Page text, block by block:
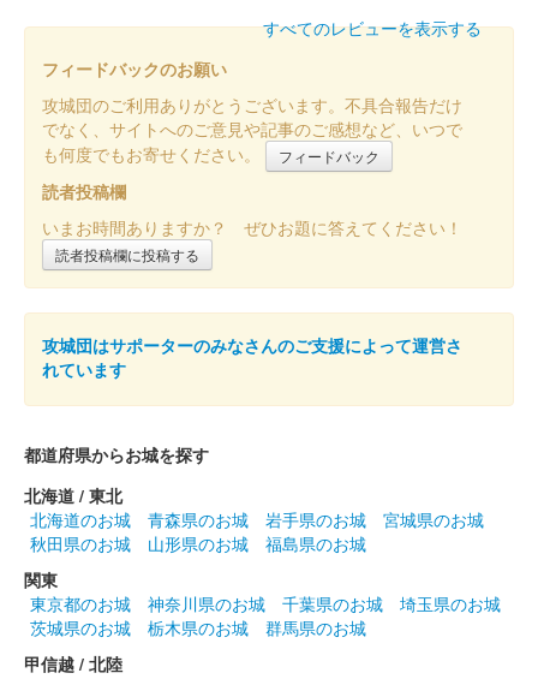
販売終了
2024年12月21、22日に開催されたお城EXPO2024のいわつき武
者の倉〜関東友城集結の陣〜のブースにて販売された御城印。50
枚限定
尾曳城（館林城） 御城印
ス限定 館林城絵図版
販売終了
50枚限定
館林城 御城印
販売終了
50枚限定
館林城 御城印
すべてのレビューを表示する
フィードバックのお願い
攻城団のご利用ありがとうございます。不具合報告だけ
でなく、サイトへのご意見や記事のご感想など、いつで
も何度でもお寄せください。
フィードバック
読者投稿欄
いまお時間ありますか？ ぜひお題に答えてください！
読者投稿欄に投稿する
攻城団はサポーターのみなさんのご支援によって運営さ
れています
都道府県からお城を探す
北海道 / 東北
北海道のお城
青森県のお城 岩手県のお城
宮城県のお城
秋田県のお城
山形県のお城
福島県のお城
関東
東京都のお城
神奈川県のお城 千葉県のお城
埼玉県のお城
茨城県のお城
栃木県のお城
群馬県のお城
甲信越 / 北陸